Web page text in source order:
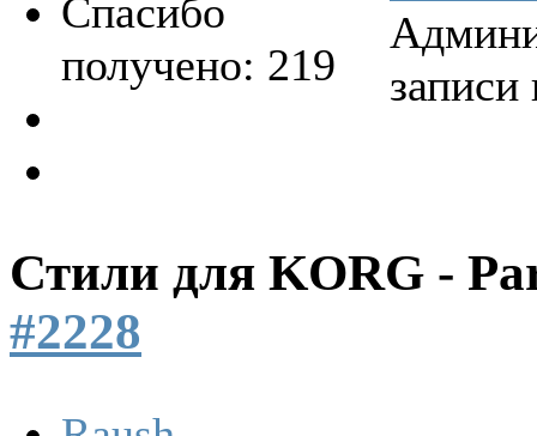
Спасибо
получено: 219
записи
Стили для KORG -
#2228